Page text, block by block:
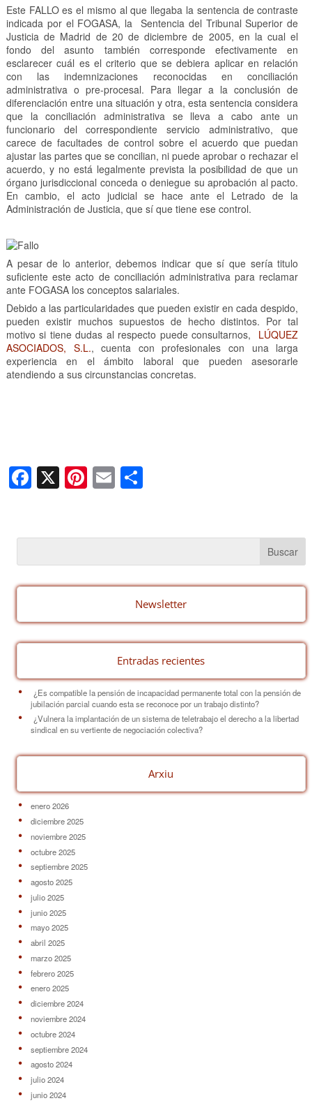
Este FALLO es el mismo al que llegaba la sentencia de contraste
indicada por el FOGASA, la Sentencia del Tribunal Superior de
Justicia de Madrid de 20 de diciembre de 2005, en la cual el
fondo del asunto también corresponde efectivamente en
esclarecer cuál es el criterio que se debiera aplicar en relación
con las indemnizaciones reconocidas en conciliación
administrativa o pre-procesal. Para llegar a la conclusión de
diferenciación entre una situación y otra, esta sentencia considera
que la conciliación administrativa se lleva a cabo ante un
funcionario del correspondiente servicio administrativo, que
carece de facultades de control sobre el acuerdo que puedan
ajustar las partes que se concilian, ni puede aprobar o rechazar el
acuerdo, y no está legalmente prevista la posibilidad de que un
órgano jurisdiccional conceda o deniegue su aprobación al pacto.
En cambio, el acto judicial se hace ante el Letrado de la
Administración de Justicia, que sí que tiene ese control.
A pesar de lo anterior, debemos indicar que sí que sería titulo
suficiente este acto de conciliación administrativa para reclamar
ante FOGASA los conceptos salariales.
Debido a las particularidades que pueden existir en cada despido,
pueden existir muchos supuestos de hecho distintos. Por tal
motivo si tiene dudas al respecto puede consultarnos,
LÚQUEZ
ASOCIADOS, S.L., cuenta con profesionales con una larga
experiencia en el ámbito laboral que pueden asesorarle
atendiendo a sus circunstancias concretas.
F
a
e
b
o
k
X Pi
nt
e
st
E
m
C
p
ar
tir
Newsletter
Entradas recientes
¿Es compatible la pensión de incapacidad permanente total con la pensión de
jubilación parcial cuando esta se reconoce por un trabajo distinto?
¿Vulnera la implantación de un sistema de teletrabajo el derecho a la libertad
sindical en su vertiente de negociación colectiva?
Arxiu
enero 2026
diciembre 2025
noviembre 2025
octubre 2025
septiembre 2025
agosto 2025
julio 2025
junio 2025
mayo 2025
abril 2025
marzo 2025
febrero 2025
enero 2025
diciembre 2024
noviembre 2024
octubre 2024
septiembre 2024
agosto 2024
julio 2024
junio 2024